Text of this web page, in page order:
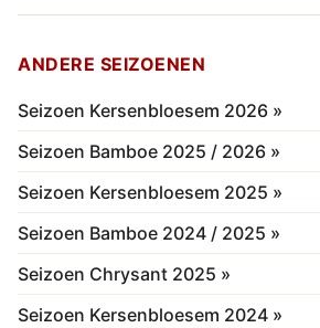
ANDERE SEIZOENEN
Seizoen Kersenbloesem 2026 »
Seizoen Bamboe 2025 / 2026 »
Seizoen Kersenbloesem 2025 »
Seizoen Bamboe 2024 / 2025 »
Seizoen Chrysant 2025 »
Seizoen Kersenbloesem 2024 »